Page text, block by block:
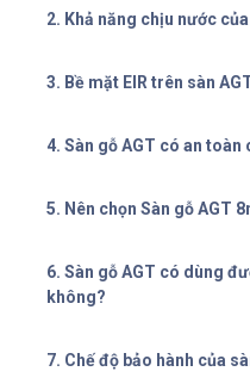
2. Khả năng chịu nước
3. Bề mặt EIR trên sàn
4. Sàn gỗ AGT có an
5. Nên chọn Sàn gỗ AGT
6. Sàn gỗ AGT có dùng
không?
7. Chế độ bảo hành của